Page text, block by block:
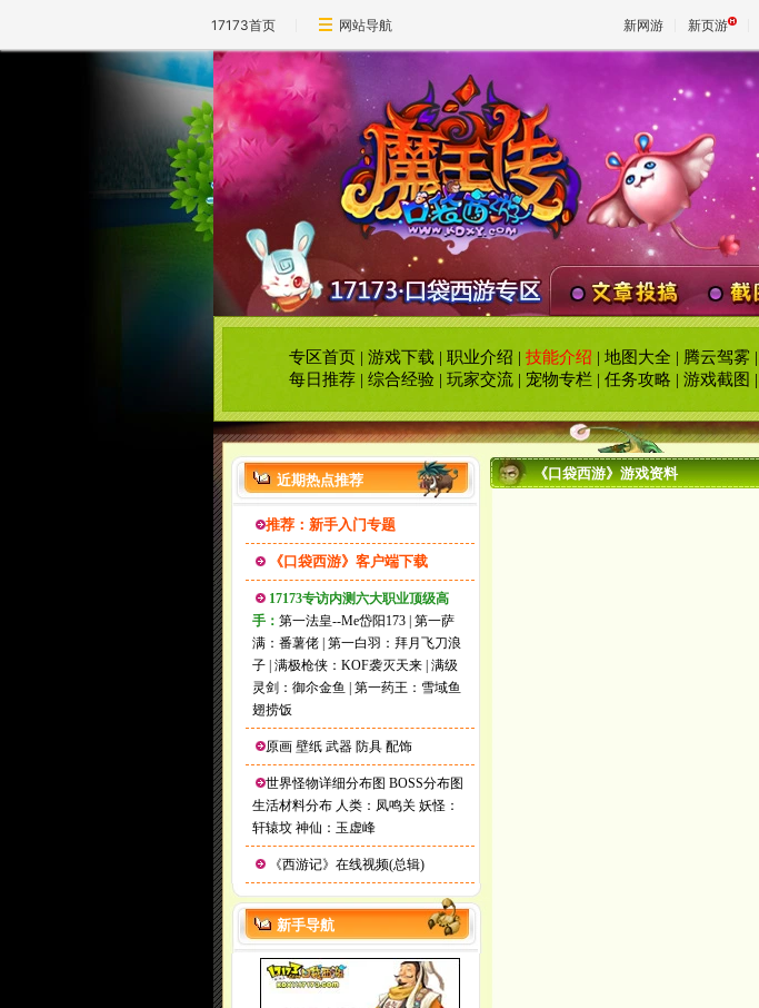
17173首页 网站导航 新网游 新页游
专区首页| 游戏下载 | 职业介绍 | 技能介绍 | 地图大全 | 腾云驾雾 |
每日推荐| 综合经验| 玩家交流| 宠物专栏| 任务攻略 | 游戏截图 |
近期热点推荐
推荐：新手入门专题
《口袋西游》客户端下载
17173专访内测六大职业顶级高
手： 第一法皇--Me岱阳173| 第一萨
满：番薯佬| 第一白羽：拜月飞刀浪
子| 满极枪侠：KOF袭灭天来| 满级
灵剑：御尒金鱼
第一药王：雪域鱼
翅捞饭
原画 壁纸 武器 防具 配饰
世界怪物详细分布图 BOSS分布图
生活材料分布 人类：凤鸣关 妖怪：
轩辕坟 神仙：玉虚峰
《西游记》在线视频(总辑)
新手导航
《口袋西游》游戏资料